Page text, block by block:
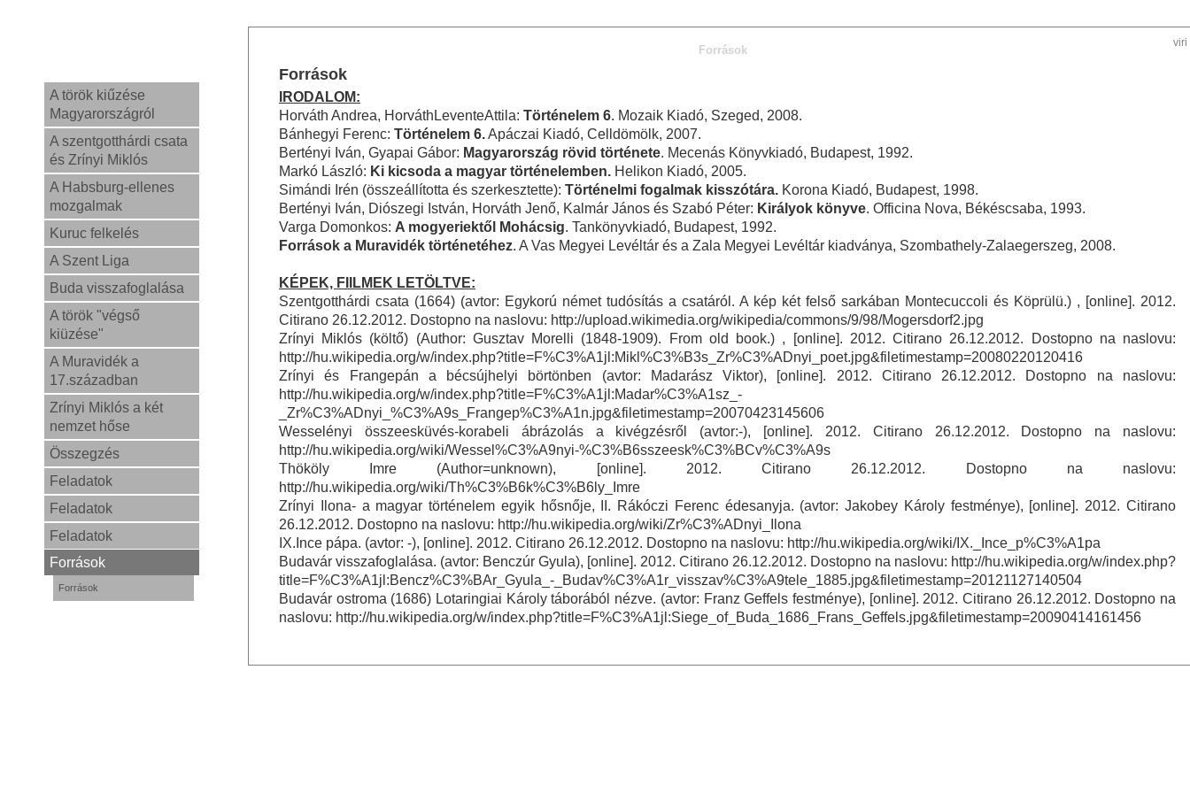
A török kiűzése
Magyarországról
A szentgotthárdi csata
és Zrínyi Miklós
A Habsburg-ellenes
mozgalmak
Kuruc felkelés
A Szent Liga
Buda visszafoglalása
A török "végső
kiüzése"
A Muravidék a
17.században
Zrínyi Miklós a két
nemzet hőse
Összegzés
Feladatok
Feladatok
Feladatok
Források
Források
viri
Források
Források
IRODALOM:
Horváth Andrea, HorváthLeventeAttila: Történelem 6. Mozaik Kiadó, Szeged, 2008.
Bánhegyi Ferenc: Történelem 6.Apáczai Kiadó, Celldömölk, 2007.
Bertényi Iván, Gyapai Gábor: Magyarország rövid története. Mecenás Könyvkiadó, Budapest, 1992.
Markó László: Ki kicsoda a magyar történelemben. Helikon Kiadó, 2005.
Simándi Irén (összeállította és szerkesztette): Történelmi fogalmak kisszótára. Korona Kiadó, Budapest, 1998.
Bertényi Iván, Diószegi István, Horváth Jenő, Kalmár János és Szabó Péter: Királyok könyve. Officina Nova, Békéscsaba, 1993.
Varga Domonkos: A mogyeriektől Mohácsig. Tankönyvkiadó, Budapest, 1992.
Források a Muravidék történetéhez. A Vas Megyei Levéltár és a Zala Megyei Levéltár kiadványa, Szombathely-Zalaegerszeg, 2008.
KÉPEK, FIILMEK LETÖLTVE:
Szentgotthárdi csata (1664) (avtor: Egykorú német tudósítás a csatáról. A kép két felső sarkában Montecuccoli és Köprülü.) , [online]. 2012.
Citirano 26.12.2012. Dostopno na naslovu: http://upload.wikimedia.org/wikipedia/commons/9/98/Mogersdorf2.jpg
Zrínyi Miklós (költő) (Author: Gusztav Morelli (1848-1909). From old book.) , [online]. 2012. Citirano 26.12.2012. Dostopno na naslovu:
http://hu.wikipedia.org/w/index.php?title=F%C3%A1jl:Mikl%C3%B3s_Zr%C3%ADnyi_poet.jpg&filetimestamp=20080220120416
Zrínyi és Frangepán a bécsújhelyi börtönben (avtor: Madarász Viktor), [online]. 2012. Citirano 26.12.2012. Dostopno na naslovu:
http://hu.wikipedia.org/w/index.php?title=F%C3%A1jl:Madar%C3%A1sz_-
_Zr%C3%ADnyi_%C3%A9s_Frangep%C3%A1n.jpg&filetimestamp=20070423145606
Wesselényi összeesküvés-korabeli ábrázolás a kivégzésről (avtor:-), [online]. 2012. Citirano 26.12.2012. Dostopno na naslovu:
http://hu.wikipedia.org/wiki/Wessel%C3%A9nyi-%C3%B6sszeesk%C3%BCv%C3%A9s
Thököly Imre (Author=unknown), [online]. 2012. Citirano 26.12.2012. Dostopno na naslovu:
http://hu.wikipedia.org/wiki/Th%C3%B6k%C3%B6ly_Imre
Zrínyi Ilona- a magyar történelem egyik hősnője, II. Rákóczi Ferenc édesanyja. (avtor: Jakobey Károly festménye), [online]. 2012. Citirano
26.12.2012. Dostopno na naslovu: http://hu.wikipedia.org/wiki/Zr%C3%ADnyi_Ilona
IX.Ince pápa. (avtor: -), [online]. 2012. Citirano 26.12.2012. Dostopno na naslovu: http://hu.wikipedia.org/wiki/IX._Ince_p%C3%A1pa
Budavár visszafoglalása. (avtor: Benczúr Gyula), [online]. 2012. Citirano 26.12.2012. Dostopno na naslovu: http://hu.wikipedia.org/w/index.php?
title=F%C3%A1jl:Bencz%C3%BAr_Gyula_-_Budav%C3%A1r_visszav%C3%A9tele_1885.jpg&filetimestamp=20121127140504
Budavár ostroma (1686) Lotaringiai Károly táborából nézve. (avtor: Franz Geffels festménye), [online]. 2012. Citirano 26.12.2012. Dostopno na
naslovu: http://hu.wikipedia.org/w/index.php?title=F%C3%A1jl:Siege_of_Buda_1686_Frans_Geffels.jpg&filetimestamp=20090414161456